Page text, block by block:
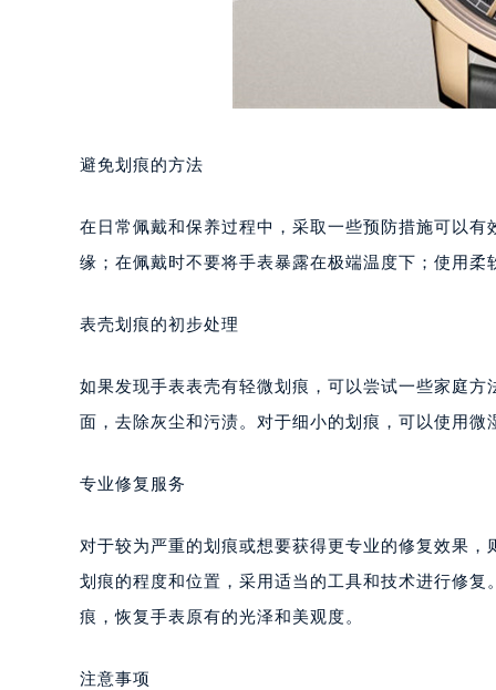
避免划痕的方法
在日常佩戴和保养过程中，采取一些预防措施可以
缘；在佩戴时不要将手表暴露在极端温度下；使用
表壳划痕的初步处理
如果发现手表表壳有轻微划痕，可以尝试一些家庭
面，去除灰尘和污渍。对于细小的划痕，可以使用
专业修复服务
对于较为严重的划痕或想要获得更专业的修复效果
划痕的程度和位置，采用适当的工具和技术进行修
痕，恢复手表原有的光泽和美观度。
注意事项